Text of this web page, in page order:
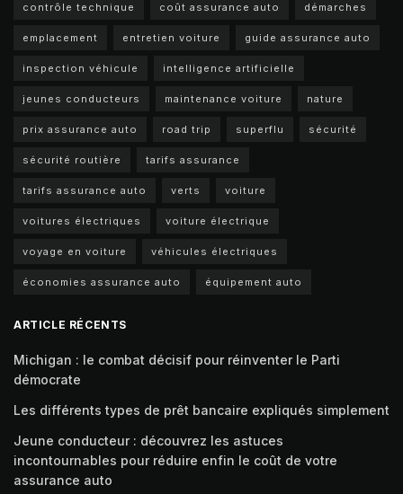
contrôle technique coût assurance auto démarches
emplacement entretien voiture guide assurance auto
inspection véhicule intelligence artificielle
jeunes conducteurs maintenance voiture nature
prix assurance auto road trip superflu sécurité
sécurité routière tarifs assurance
tarifs assurance auto verts voiture
voitures électriques voiture électrique
voyage en voiture véhicules électriques
économies assurance auto équipement auto
ARTICLE RÉCENTS
Michigan : le combat décisif pour réinventer le Parti
démocrate
Les différents types de prêt bancaire expliqués simplement
Jeune conducteur : découvrez les astuces
incontournables pour réduire enfin le coût de votre
assurance auto